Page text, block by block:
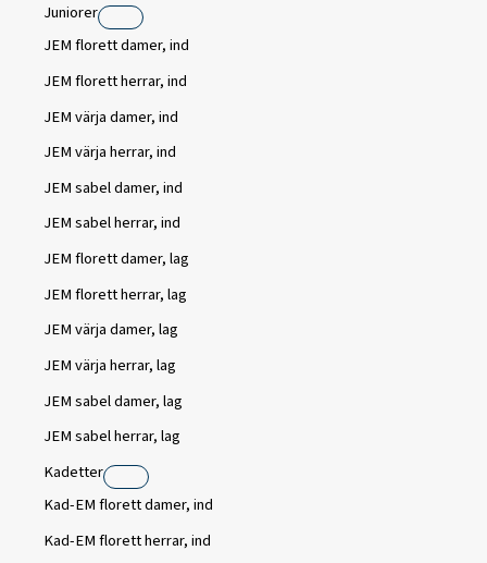
Juniorer
JEM florett damer, ind
JEM florett herrar, ind
JEM värja damer, ind
JEM värja herrar, ind
JEM sabel damer, ind
JEM sabel herrar, ind
JEM florett damer, lag
JEM florett herrar, lag
JEM värja damer, lag
JEM värja herrar, lag
JEM sabel damer, lag
JEM sabel herrar, lag
Kadetter
Kad-EM florett damer, ind
Kad-EM florett herrar, ind